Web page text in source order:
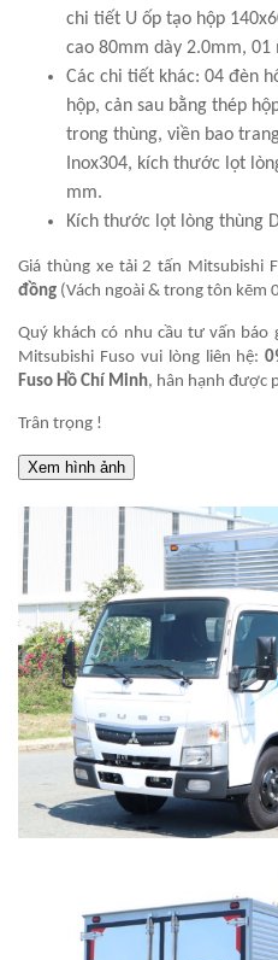
chi tiết U ốp tạo hộp
cao 80mm dày 2.0mm,
Các chi tiết khác: 04 đèn
hộp, cản sau bằng thép
trong thùng, viền bao
Inox304, kích thước lọt
mm.
Kích thước lọt lòng thùng
Giá thùng xe tải 2 tấn Mitsubishi
đồng (Vách ngoài & trong tôn kẽm
Quý khách có nhu cầu tư vấn
Mitsubishi Fuso vui lòng liên hệ:
Fuso Hồ Chí Minh, hân hạnh được
Trân trọng !
Xem hình ảnh